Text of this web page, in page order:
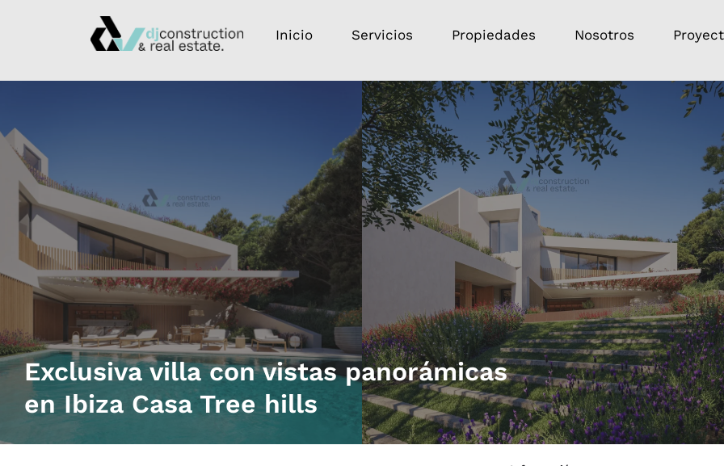
Inicio Servicios Propiedades Nosotros
Exclusiva villa con vistas panorámicas
en Ibiza Casa Tree hills